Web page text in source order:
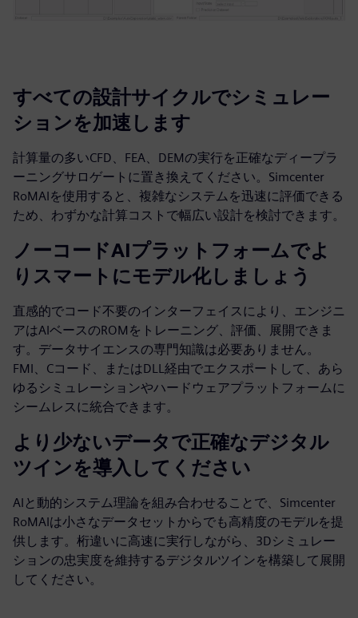
すべての設計サイクルでシミュレー
ションを加速します
計算量の多いCFD、FEA、DEMの実行を正確なディープラ
ーニングサロゲートに置き換えてください。Simcenter
RoMAIを使用すると、複雑なシステムを迅速に評価できる
ため、わずかな計算コストで幅広い設計を検討できます。
ノーコードAIプラットフォームでよ
りスマートにモデル化しましょう
直感的でコード不要のインターフェイスにより、エンジニ
アはAIベースのROMをトレーニング、評価、展開できま
す。データサイエンスの専門知識は必要ありません。
FMI、Cコード、またはDLL経由でエクスポートして、あら
ゆるシミュレーションやハードウェアプラットフォームに
シームレスに統合できます。
より少ないデータで正確なデジタル
ツインを導入してください
AIと動的システム理論を組み合わせることで、Simcenter
RoMAIは小さなデータセットからでも高精度のモデルを提
供します。桁違いに高速に実行しながら、3Dシミュレー
ションの忠実度を維持するデジタルツインを構築して展開
してください。